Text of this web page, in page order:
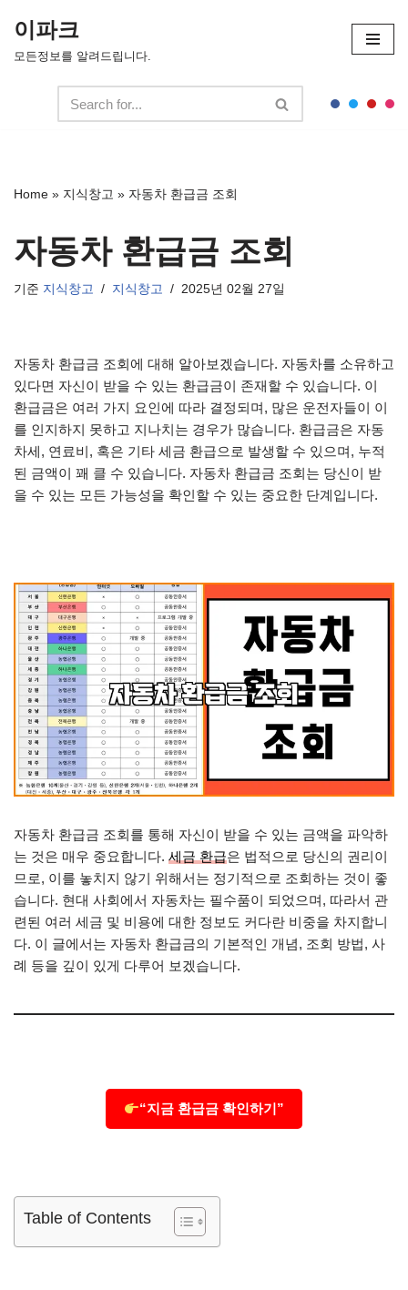
콘
기
이파크
모든정보를 알려드립니다.
Home » 지식창고 » 자동차 환급금 조회
자동차 환급금 조회
기준 지식창고 지식창고 2025년 02월 27일
자동차 환급금 조회에 대해 알아보겠습니다. 자동차를 소유하고
있다면 자신이 받을 수 있는 환급금이 존재할 수 있습니다. 이
환급금은 여러 가지 요인에 따라 결정되며, 많은 운전자들이 이
를 인지하지 못하고 지나치는 경우가 많습니다. 환급금은 자동
차세, 연료비, 혹은 기타 세금 환급으로 발생할 수 있으며, 누적
된 금액이 꽤 클 수 있습니다. 자동차 환급금 조회는 당신이 받
을 수 있는 모든 가능성을 확인할 수 있는 중요한 단계입니다.
자동차 환급금 조회를 통해 자신이 받을 수 있는 금액을 파악하
는 것은 매우 중요합니다. 세금 환급은 법적으로 당신의 권리이
므로, 이를 놓치지 않기 위해서는 정기적으로 조회하는 것이 좋
습니다. 현대 사회에서 자동차는 필수품이 되었으며, 따라서 관
련된 여러 세금 및 비용에 대한 정보도 커다란 비중을 차지합니
다. 이 글에서는 자동차 환급금의 기본적인 개념, 조회 방법, 사
례 등을 깊이 있게 다루어 보겠습니다.
“지금 환급금 확인하기”
Table of Contents